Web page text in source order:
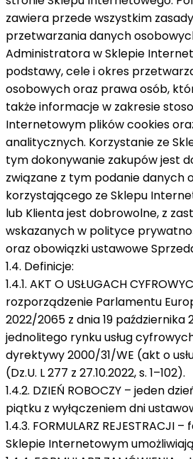
zawiera przede wszystkim
przetwarzania danych
Administratora w Sklepie
podstawy, cele i okres
osobowych oraz prawa osób,
także informacje w zakresie
Internetowym plików cookies
analitycznych. Korzystanie ze
tym dokonywanie zakupów jest
związane z tym podanie danych
korzystającego ze Sklepu
lub Klienta jest dobrowolne, z
wskazanych w polityce
oraz obowiązki ustawowe
1.4. Definicje:
1.4.1. AKT O USŁUGACH
rozporządzenie Parlamentu
2022/2065 z dnia 19 października
jednolitego rynku usług
dyrektywy 2000/31/WE (akt o
(Dz.U. L 277 z 27.10.2022, s. 1–102).
1.4.2. DZIEŃ ROBOCZY – jeden
piątku z wyłączeniem dni
1.4.3. FORMULARZ
Sklepie Internetowym